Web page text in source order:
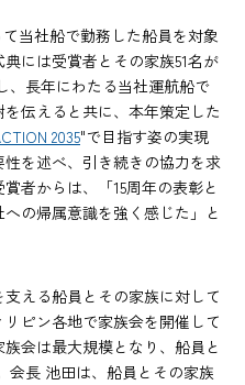
当社船で勤務した船員を対象
には受賞者とその家族51名が
、長年にわたる当社運航船で
伝えると共に、本年策定した
2035"で目指す姿の実現
を述べ、引き続きの協力を求
者からは、「15周年の表彰と
の帰属意識を強く感じた」と
える船員とその家族に対して
ピン各地で家族会を開催して
会は最大規模となり、船員と
会長 池田は、船員とその家族